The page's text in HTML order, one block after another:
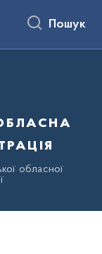
Пошук
обласної